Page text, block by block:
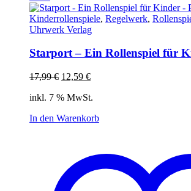
Kinderrollenspiele, Regelwerk,
Uhrwerk Verlag
Starport – Ein Rollenspiel für
17,99€ Ursprünglicher
war:
12,59 €Aktueller
ist:
inkl. 7 % MwSt.
In den Warenkorb